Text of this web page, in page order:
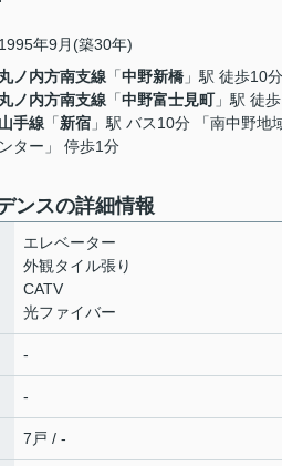
1995年9月(築30年)
丸ノ内方南支線 「中野新橋 」駅 徒歩10分
丸ノ内方南支線 「中野富士見町」駅 徒
山手線 「新宿 」駅 バス10分 「南中野地
ンター」 停歩1分
ンスの詳細情報
エレベーター
外観タイル張り
CATV
光ファイバー
-
-
7戸 / -